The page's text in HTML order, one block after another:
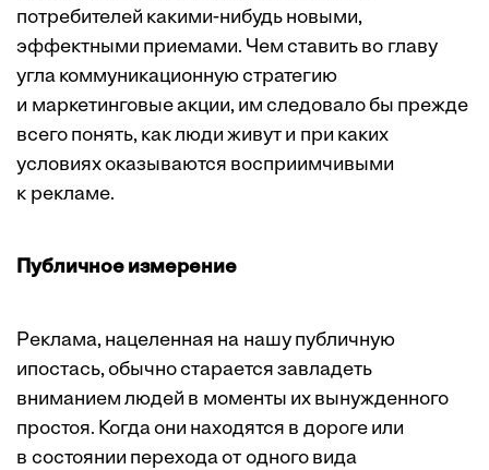
потребителей какими-нибудь новыми,
эффектными приемами. Чем ставить во главу
угла коммуникационную стратегию
и маркетинговые акции, им следовало бы прежде
всего понять, как люди живут и при каких
условиях оказываются ­восприимчивыми
к рекламе.
Публичное измерение
Реклама, нацеленная на нашу публичную
ипостась, обычно старается завладеть
вниманием людей в моменты их вынужденного
простоя. Когда они находятся в дороге или
в состоянии перехода от одного вида